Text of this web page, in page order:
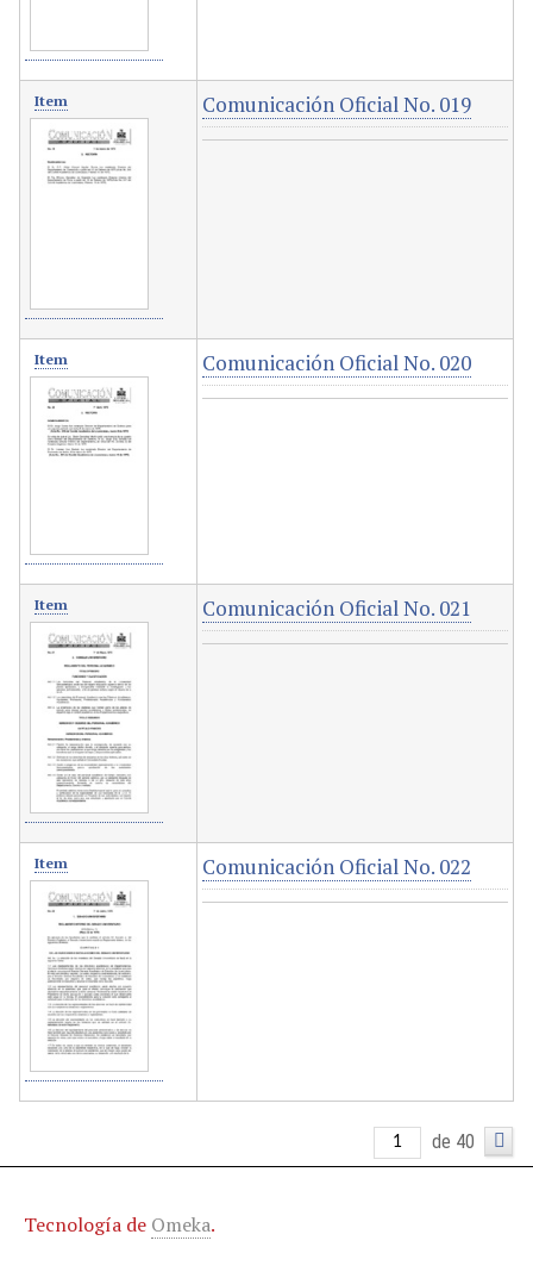
Item Comunicación Oficial No. 019
Item Comunicación Oficial No. 020
Item Comunicación Oficial No. 021
Item Comunicación Oficial No. 022
de 40
Tecnología de Omeka.